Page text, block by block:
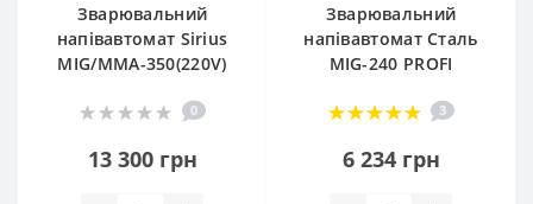
Зварювальний
напівавтомат Sirius
MIG/MMA-350(220V)
0
13 300 грн
Зварювальний
напівавтомат Сталь
MIG-240 PROFI
3
6 234 грн